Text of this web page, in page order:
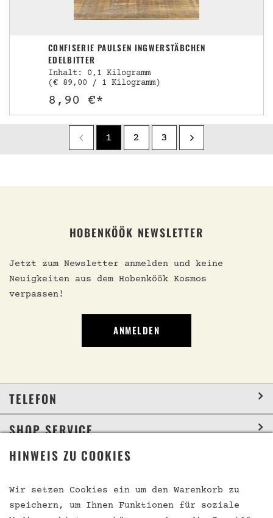
CONFISERIE PAULSEN INGWERSTÄBCHEN
EDELBITTER
Inhalt: 0,1 Kilogramm
(€ 89,00 / 1 Kilogramm)
8,90 €*
1 2 3
HOBENKÖÖK NEWSLETTER
Jetzt zum Newsletter anmelden und keine
Neuigkeiten aus dem Hobenköök Kosmos
verpassen!
ANMELDEN
TELEFON
SHOP SERVICE
INFORMATION
SOCIAL MEDIA
HINWEIS ZU COOKIES
Wir setzen Cookies ein um den Warenkorb zu
speichern, um Ihnen Funktionen für soziale